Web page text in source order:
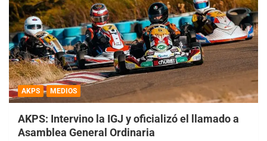
AKPS MEDIOS
AKPS: Intervino la IGJ y oficializó el llamado a
Asamblea General Ordinaria